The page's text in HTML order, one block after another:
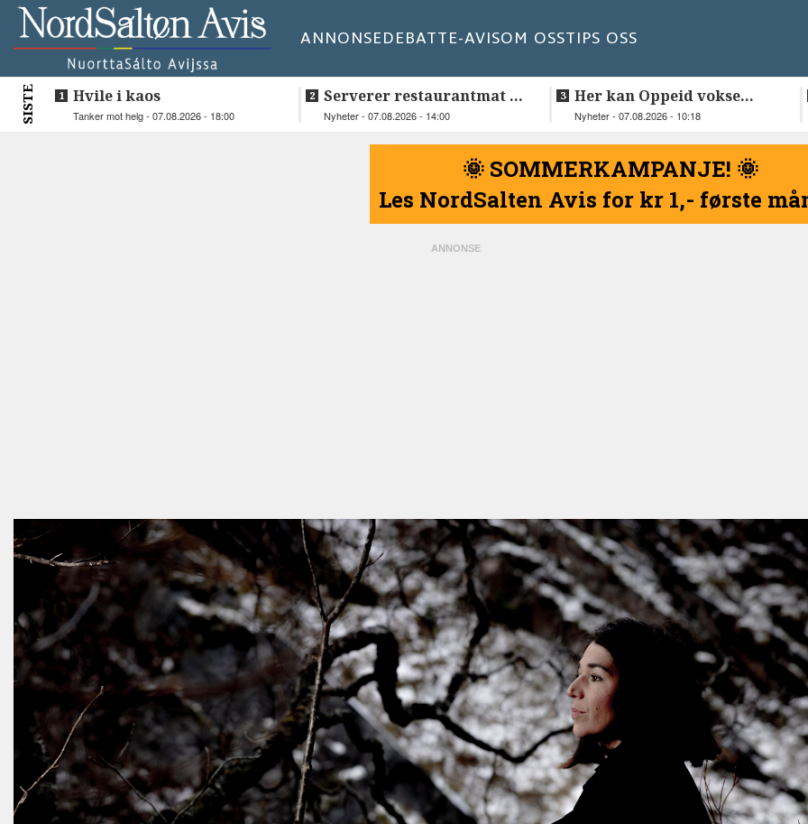
ANNONSEDEBATTE-AVISOM OSSTIPS OSS
SISTE Hvile i kaos
Tanker mot helg - 07.08.2026 - 18:00
Serverer restaurantmat til
beboerne
Nyheter - 07.08.2026 - 14:00
Her kan Oppeid vokse
videre
Nyheter - 07.08.2026 - 10:18
🌞 SOMMERKAMPANJE! 🌞
Les NordSalten Avis for kr 1,- første